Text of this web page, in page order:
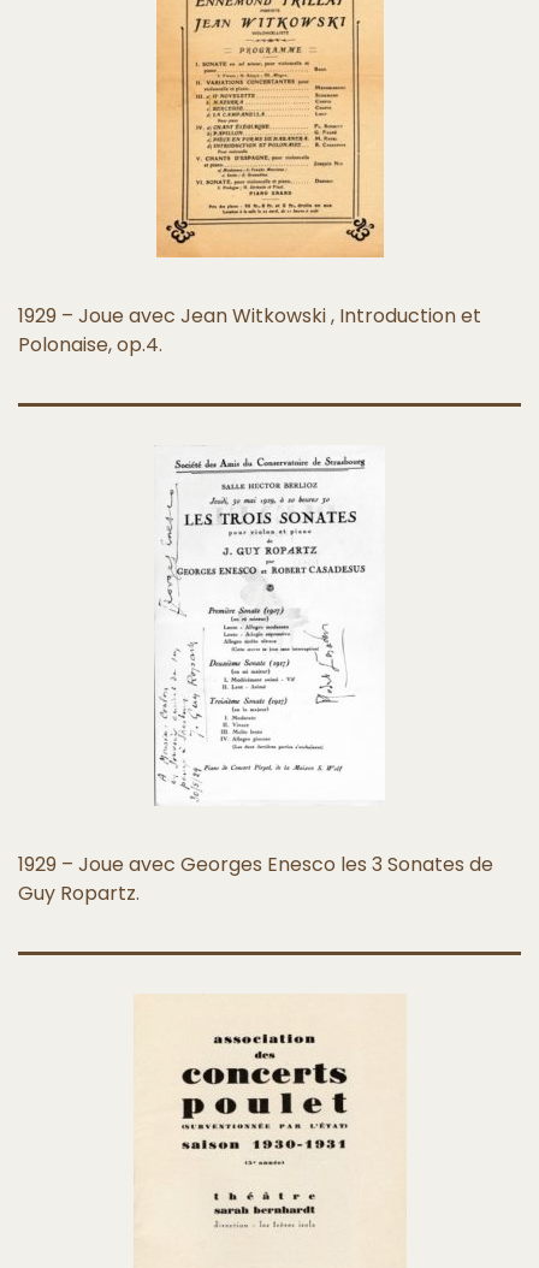
1929 – Joue avec Jean Witkowski , Introduction et
Polonaise, op.4.
1929 – Joue avec Georges Enesco les 3 Sonates de
Guy Ropartz.